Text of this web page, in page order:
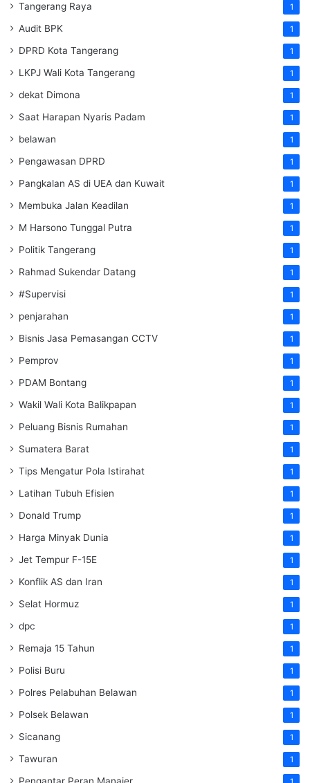
Tangerang Raya 1
Audit BPK 1
DPRD Kota Tangerang 1
LKPJ Wali Kota Tangerang 1
dekat Dimona 1
Saat Harapan Nyaris Padam 1
belawan 1
Pengawasan DPRD 1
Pangkalan AS di UEA dan Kuwait 1
Membuka Jalan Keadilan 1
M Harsono Tunggal Putra 1
Politik Tangerang 1
Rahmad Sukendar Datang 1
#Supervisi 1
penjarahan 1
Bisnis Jasa Pemasangan CCTV 1
Pemprov 1
PDAM Bontang 1
Wakil Wali Kota Balikpapan 1
Peluang Bisnis Rumahan 1
Sumatera Barat 1
Tips Mengatur Pola Istirahat 1
Latihan Tubuh Efisien 1
Donald Trump 1
Harga Minyak Dunia 1
Jet Tempur F-15E 1
Konflik AS dan Iran 1
Selat Hormuz 1
dpc 1
Remaja 15 Tahun 1
Polisi Buru 1
Polres Pelabuhan Belawan 1
Polsek Belawan 1
Sicanang 1
Tawuran 1